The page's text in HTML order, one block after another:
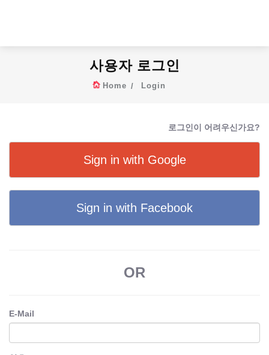
사용자 로그인
Home Login
로그인이 어려우신가요?
Sign in with Google
Sign in with Facebook
OR
E-Mail